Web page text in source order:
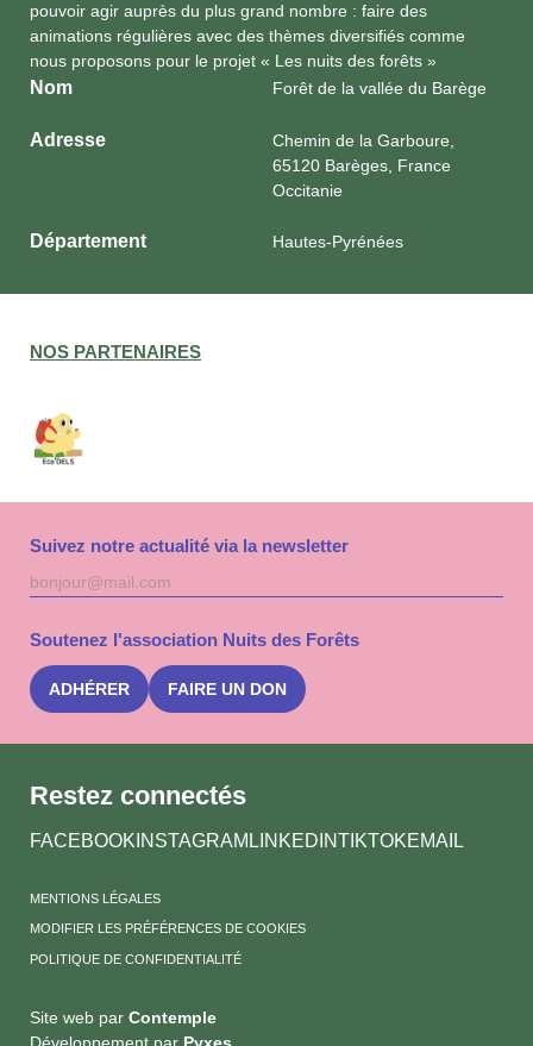
pouvoir agir auprès du plus grand nombre : faire des
animations régulières avec des thèmes diversifiés comme
nous proposons pour le projet « Les nuits des forêts »
Nom Forêt de la vallée du Barège
Adresse
Chemin de la Garboure,
65120 Barèges, France
Occitanie
Département Hautes-Pyrénées
NOS PARTENAIRES
Suivez notre actualité via la newsletter
Adresse
mail
à
Soutenez l'association Nuits des Forêts
ADHÉRER FAIRE UN DON
Restez connectés
FACEBOOK INSTAGRAM LINKEDINTIKTOKEMAIL
MENTIONS LÉGALES
MODIFIER LES PRÉFÉRENCES DE COOKIES
POLITIQUE DE CONFIDENTIALITÉ
Site web par Contemple